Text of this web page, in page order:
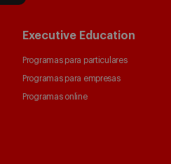
Executive Education
Programas para particulares
Programas para empresas
Programas online